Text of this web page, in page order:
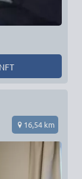
16,54 km